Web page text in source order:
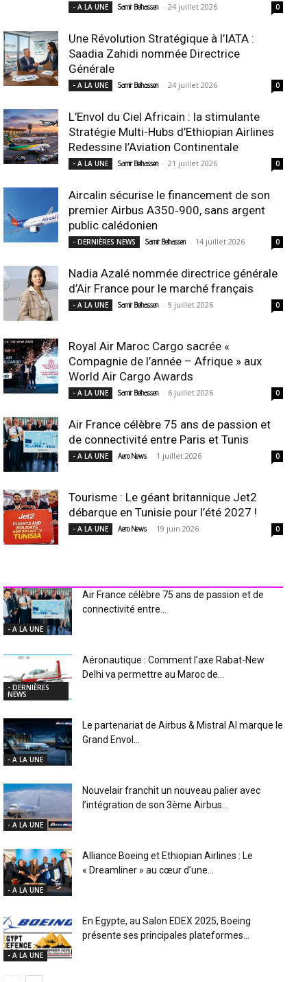
- A LA UNE Samir Belhassen - 24 juillet 2026 0
Une Révolution Stratégique à l’IATA :
Saadia Zahidi nommée Directrice
Générale
- A LA UNE Samir Belhassen - 24 juillet 2026 0
L’Envol du Ciel Africain : la stimulante
Stratégie Multi-Hubs d’Ethiopian Airlines
Redessine l’Aviation Continentale
- A LA UNE Samir Belhassen - 21 juillet 2026 0
Aircalin sécurise le financement de son
premier Airbus A350‑900, sans argent
public calédonien
- DERNIÈRES NEWS Samir Belhassen - 14 juillet 2026 0
Nadia Azalé nommée directrice générale
d’Air France pour le marché français
- A LA UNE Samir Belhassen - 9 juillet 2026 0
Royal Air Maroc Cargo sacrée «
Compagnie de l’année – Afrique » aux
World Air Cargo Awards
- A LA UNE Samir Belhassen - 6 juillet 2026 0
Air France célèbre 75 ans de passion et
de connectivité entre Paris et Tunis
- A LA UNE Aero News - 1 juillet 2026 0
Tourisme : Le géant britannique Jet2
débarque en Tunisie pour l’été 2027 !
- A LA UNE Aero News - 19 juin 2026 0
- A LA UNE
Air France célèbre 75 ans de passion et de
connectivité entre...
- DERNIÈRES
NEWS
Aéronautique : Comment l’axe Rabat-New
Delhi va permettre au Maroc de...
- A LA UNE
Le partenariat de Airbus & Mistral AI marque le
Grand Envol...
- A LA UNE
Nouvelair franchit un nouveau palier avec
l’intégration de son 3ème Airbus...
- A LA UNE
Alliance Boeing et Ethiopian Airlines : Le
« Dreamliner » au cœur d’une...
- A LA UNE
En Egypte, au Salon EDEX 2025, Boeing
présente ses principales plateformes...